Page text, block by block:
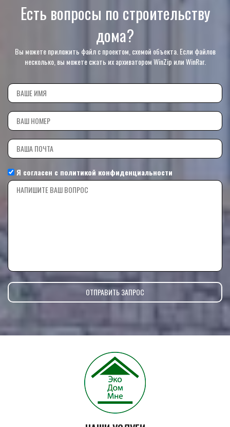
Есть вопросы по строительству
дома?
Вы можете приложить файл с проектом, схемой объекта. Если файлов
несколько, вы можете сжать их архиватором WinZip или WinRar.
Я согласен с политикой конфиденциальности